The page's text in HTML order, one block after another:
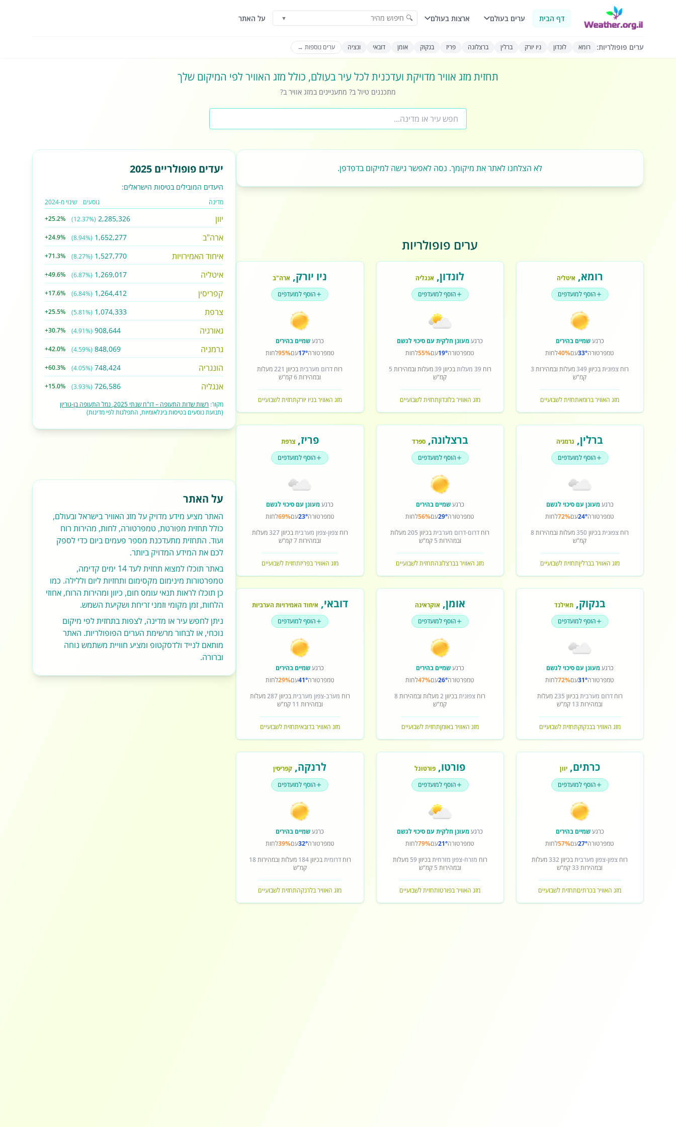
דף הבית ערים בעולם ארצות בעולם 🔍 חיפוש מהיר ▼ על האתר
ערים פופולריות: רומא לונדון ניו יורק ברלין ברצלונה פריז בנקוק אומן דובאי ונציה ערים נוספות →
תחזית מזג אוויר מדויקת ועדכנית לכל עיר בעולם, כולל מזג האוויר לפי המיקום שלך
מתכננים טיול ב? מתעניינים במזג אוויר ב?
לא הצלחנו לאתר את מיקומך. נסה לאפשר גישה למיקום בדפדפן.
ערים פופולריות
רומא, איטליה
הוסף למועדפים
כרגעשמיים בהירים
טמפרטורה33°עם40%לחות
רוח צפוניתבכיוון349מעלות ובמהירות 3
קמ"ש
מזג האוויר ברומאתחזית לשבועיים
לונדון, אנגליה
הוסף למועדפים
כרגעמעונן חלקית עם סיכוי לגשם
טמפרטורה19°עם55%לחות
רוח39 מעלות בכיוון39מעלות ובמהירות 5
קמ"ש
מזג האוויר בלונדוןתחזית לשבועיים
ניו יורק, ארה"ב
הוסף למועדפים
כרגעשמיים בהירים
טמפרטורה17°עם95%לחות
רוח דרום מערביתבכיוון 221מעלות
ובמהירות6קמ"ש
מזג האוויר בניו יורקתחזית לשבועיים
ברלין, גרמניה
הוסף למועדפים
כרגעמעונן עם סיכוי לגשם
טמפרטורה24°עם72%לחות
רוח צפוניתבכיוון350מעלות ובמהירות8
קמ"ש
מזג האוויר בברליןתחזית לשבועיים
ברצלונה,ספרד
הוסף למועדפים
כרגעשמיים בהירים
טמפרטורה29°עם56%לחות
רוח דרום-דרום מערביתבכיוון 205מעלות
ובמהירות 5 קמ"ש
מזג האוויר בברצלונהתחזית לשבועיים
פריז,צרפת
הוסף למועדפים
כרגעמעונן עם סיכוי לגשם
טמפרטורה23°עם69%לחות
רוחצפון-צפון מערביתבכיוון327מעלות
ובמהירות7קמ"ש
מזג האוויר בפריזתחזית לשבועיים
בנקוק,תאילנד
הוסף למועדפים
כרגעמעונן עם סיכוי לגשם
טמפרטורה31°עם72%לחות
רוחדרום מערביתבכיוון 235מעלות
ובמהירות 13 קמ"ש
מזג האוויר בבנקוקתחזית לשבועיים
אומן, אוקראינה
הוסף למועדפים
כרגעשמיים בהירים
טמפרטורה26°עם47%לחות
רוח צפוניתבכיוון2מעלות ובמהירות8
קמ"ש
מזג האוויר באומןתחזית לשבועיים
דובאי, איחוד האמירויות הערביות
הוסף למועדפים
כרגעשמיים בהירים
טמפרטורה41°עם29%לחות
רוח מערב-צפון מערביתבכיוון287מעלות
ובמהירות 11 קמ"ש
מזג האוויר בדובאיתחזית לשבועיים
כרתים,יוון
הוסף למועדפים
כרגעשמיים בהירים
טמפרטורה27°עם57%לחות
רוח צפון-צפון מערביתבכיוון332מעלות
ובמהירות 33קמ"ש
מזג האוויר בכרתיםתחזית לשבועיים
פורטו, פורטוגל
הוסף למועדפים
כרגעמעונן חלקית עם סיכוי לגשם
טמפרטורה21°עם79%לחות
רוח מזרח-צפון מזרחיתבכיוון59 מעלות
ובמהירות 5 קמ"ש
מזג האוויר בפורטותחזית לשבועיים
לרנקה, קפריסין
הוסף למועדפים
כרגעשמיים בהירים
טמפרטורה32°עם39%לחות
רוחדרומיתבכיוון184 מעלות ובמהירות18
קמ"ש
מזג האוויר בלרנקהתחזית לשבועיים
יעדים פופולריים 2025
היעדים המובילים בטיסות הישראלים:
מדינה נוסעים שינוי מ-2024
יוון 2,285,326
(12.37%)
+25.2%
ארה"ב 1,652,277
(8.94%)
+24.9%
איחוד האמירויות 1,527,770
(8.27%)
+71.3%
איטליה 1,269,017
(6.87%)
+49.6%
קפריסין 1,264,412
(6.84%)
+17.6%
צרפת 1,074,333
(5.81%)
+25.5%
גאורגיה 908,644
(4.91%)
+30.7%
גרמניה 848,069
(4.59%)
+42.0%
הונגריה 748,424
(4.05%)
+60.3%
אנגליה 726,586
(3.93%)
+15.0%
מקור: רשות שדות התעופה – דו"ח שנתי 2025, נמל התעופה בן-גוריון
(תנועת נוסעים בטיסות בינלאומיות, התפלגות לפי מדינות)
על האתר
האתר מציע מידע מדויק על מזג האוויר בישראל ובעולם,
כולל תחזית מפורטת, טמפרטורה, לחות, מהירות רוח
ועוד. התחזית מתעדכנת מספר פעמים ביום כדי לספק
לכם את המידע המדויק ביותר.
באתר תוכלו למצוא תחזית לעד 14 ימים קדימה,
טמפרטורות מינימום מקסימום ותחזיות ליום וללילה. כמו
כן תוכלו לראות תנאי עומס חום, כיוון ומהירות הרוח, אחוזי
הלחות, זמן מקומי וזמני זריחת ושקיעת השמש.
ניתן לחפש עיר או מדינה, לצפות בתחזית לפי מיקום
נוכחי, או לבחור מרשימת הערים הפופולריות. האתר
מותאם לנייד ולדסקטופ ומציע חוויית משתמש נוחה
וברורה.